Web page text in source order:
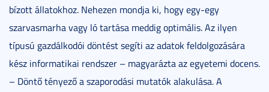
bízott állatokhoz. Nehezen mondja ki, hogy egy-egy
szarvasmarha vagy ló tartása meddig optimális. Az ilyen
típusú gazdálkodói döntést segíti az adatok feldolgozására
kész informatikai rendszer – magyarázta az egyetemi docens.
– Döntő tényező a szaporodási mutatók alakulása. A